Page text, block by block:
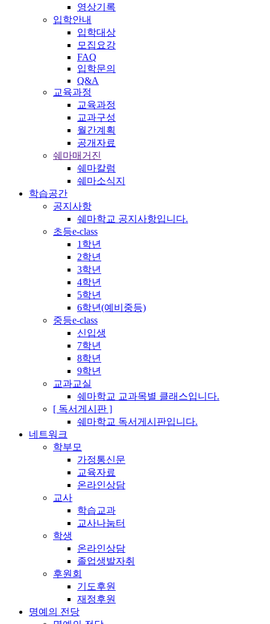
영상기록
입학안내
입학대상
모집요강
FAQ
입학문의
Q&A
교육과정
교육과정
교과구성
월간계획
공개자료
쉐마매거진
쉐마칼럼
쉐마소식지
학습공간
공지사항
쉐마학교 공지사항입니다.
초등e-class
1학년
2학년
3학년
4학년
5학년
6학년(예비중등)
중등e-class
신입생
7학년
8학년
9학년
교과교실
쉐마학교 교과목별 클래스입니다.
[ 독서게시판 ]
쉐마학교 독서게시판입니다.
네트워크
학부모
가정통신문
교육자료
온라인상담
교사
학습교과
교사나눔터
학생
온라인상담
졸업생발자취
후원회
기도후원
재정후원
명예의 전당